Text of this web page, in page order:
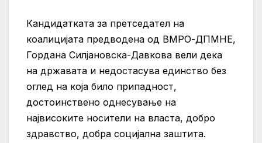
Кандидатката за претседател на
коалицијата предводена од ВМРО-ДПМНЕ,
Гордана Силјановска-Давкова вели дека
на државата и недостасува единство без
оглед на која било припадност,
достоинствено однесување на
највисоките носители на власта, добро
здравство, добра социјална заштита.